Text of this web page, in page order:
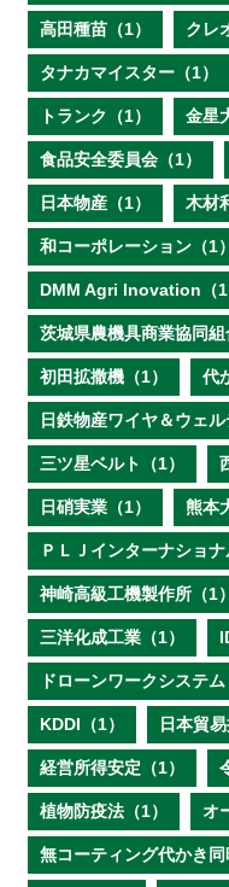
高田種苗（1） クレ
タナカマイスター（1）
トランク（1） 金星
食品安全委員会（1）
日本物産（1） 木材
和コーポレーション（1）
DMM Agri Inovation（1
茨城県農機具商業協同組
初田拡撒機（1） 代
日鉄物産ワイヤ＆ウェル
三ツ星ベルト（1）
日硝実業（1） 熊本
ＰＬＪインターナショナ
神崎高級工機製作所（1）
三洋化成工業（1）
ドローンワークシステム
KDDI（1） 日本貿
経営所得安定（1）
植物防疫法（1） オ
無コーティング代かき同